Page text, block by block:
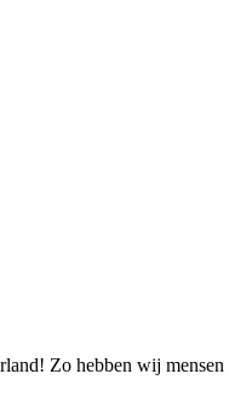
Zo hebben wij